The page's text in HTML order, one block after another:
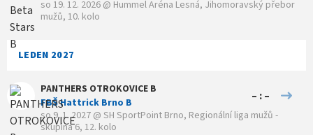
so 19. 12. 2026 @ Hummel Aréna Lesná, Jihomoravský přebor
mužů, 10. kolo
LEDEN 2027
PANTHERS OTROKOVICE B
FBŠ Hattrick Brno B
– : –
so 9. 1. 2027 @ SH SportPoint Brno, Regionální liga mužů -
skupina 6, 12. kolo